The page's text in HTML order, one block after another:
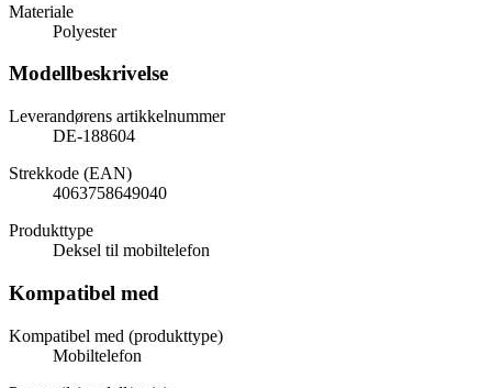
Materiale
Polyester
Modellbeskrivelse
Leverandørens artikkelnummer
DE-188604
Strekkode (EAN)
4063758649040
Produkttype
Deksel til mobiltelefon
Kompatibel med
Kompatibel med (produkttype)
Mobiltelefon